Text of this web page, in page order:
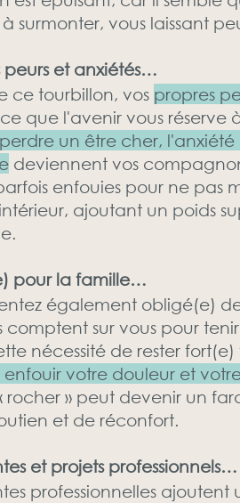
surmonter, vous laissant
peurs et anxiétés…
ce tourbillon, vos propres
que l'avenir vous réserve
un être cher,
deviennent vos
enfouies pour ne pas
ajoutant un poids
pour la famille…
également obligé(e)
comptent sur vous pour
nécessité de rester fort(e)
enfouir votre douleur et
rocher » peut devenir un
et de réconfort.
et projets professionnels…
professionnelles